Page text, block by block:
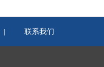
| 联系我们